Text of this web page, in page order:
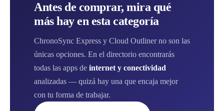
Antes de comprar, mira qué
más hay en esta categoría
ChronoSync Express y Cloud Outliner no son las
únicas opciones. En el directorio encontrarás
todas las apps de internet y conectividad
analizadas — quizá hay una que encaja mejor
con tu forma de trabajar.